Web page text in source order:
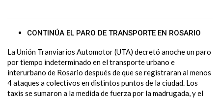
CONTINÚA EL PARO DE TRANSPORTE EN ROSARIO
La Unión Tranviarios Automotor (UTA) decretó anoche un paro
por tiempo indeterminado en el transporte urbano e
interurbano de Rosario después de que se registraran al menos
4 ataques a colectivos en distintos puntos de la ciudad. Los
taxis se sumaron a la medida de fuerza por la madrugada, y el